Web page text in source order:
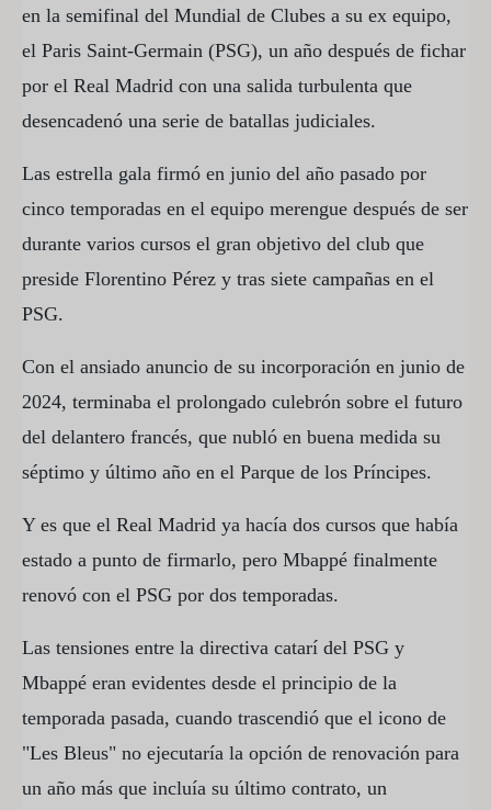
en la semifinal del Mundial de Clubes a su ex equipo,
el Paris Saint-Germain (PSG), un año después de fichar
por el Real Madrid con una salida turbulenta que
desencadenó una serie de batallas judiciales.
Las estrella gala firmó en junio del año pasado por
cinco temporadas en el equipo merengue después de ser
durante varios cursos el gran objetivo del club que
preside Florentino Pérez y tras siete campañas en el
PSG.
Con el ansiado anuncio de su incorporación en junio de
2024, terminaba el prolongado culebrón sobre el futuro
del delantero francés, que nubló en buena medida su
séptimo y último año en el Parque de los Príncipes.
Y es que el Real Madrid ya hacía dos cursos que había
estado a punto de firmarlo, pero Mbappé finalmente
renovó con el PSG por dos temporadas.
Las tensiones entre la directiva catarí del PSG y
Mbappé eran evidentes desde el principio de la
temporada pasada, cuando trascendió que el icono de
"Les Bleus" no ejecutaría la opción de renovación para
un año más que incluía su último contrato, un